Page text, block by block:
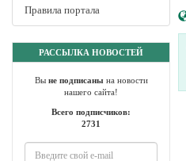
Правила портала
РАССЫЛКА НОВОСТЕЙ
Вы не подписанына новости
нашего сайта!
Всего подписчиков:
2731